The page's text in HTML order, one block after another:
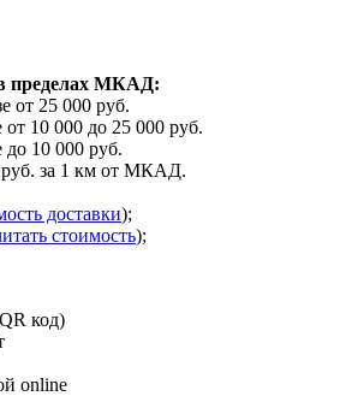
пределах МКАД:
от 25 000 руб.
10 000 до 25 000 руб.
10 000 руб.
за 1 км от МКАД.
доставки);
стоимость);
код)
online